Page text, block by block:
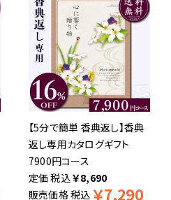
【5分で簡単 香典返し】香典
返し専用カタログギフト
7900円コース
税込￥8,690
販売価格税込 ￥7,290